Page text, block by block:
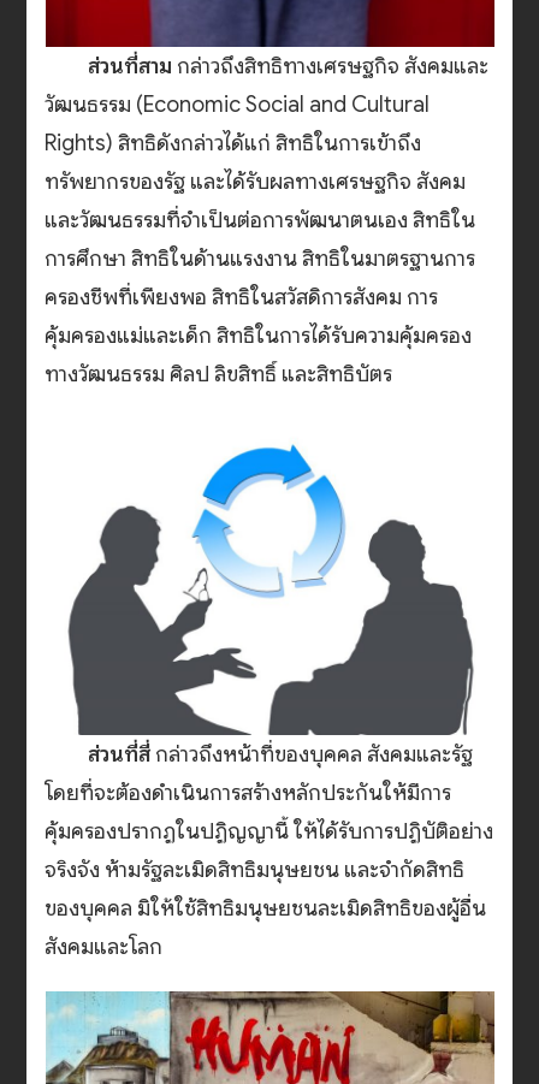
ส่วนที่สาม กล่าวถึงสิทธิทางเศรษฐกิจ สังคมและ
วัฒนธรรม (Economic Social and Cultural
Rights) สิทธิดังกล่าวได้แก่ สิทธิในการเข้าถึง
ทรัพยากรของรัฐ และได้รับผลทางเศรษฐกิจ สังคม
และวัฒนธรรมที่จำเป็นต่อการพัฒนาตนเอง สิทธิใน
การศึกษา สิทธิในด้านแรงงาน สิทธิในมาตรฐานการ
ครองชีพที่เพียงพอ สิทธิในสวัสดิการสังคม การ
คุ้มครองแม่และเด็ก สิทธิในการได้รับความคุ้มครอง
ทางวัฒนธรรม ศิลป ลิขสิทธิ์ และสิทธิบัตร
ส่วนที่สี่กล่าวถึงหน้าที่ของบุคคล สังคมและรัฐ
โดยที่จะต้องดำเนินการสร้างหลักประกันให้มีการ
คุ้มครองปรากฏในปฏิญญานี้ ให้ได้รับการปฏิบัติอย่าง
จริงจัง ห้ามรัฐละเมิดสิทธิมนุษยชน และจำกัดสิทธิ
ของบุคคล มิให้ใช้สิทธิมนุษยชนละเมิดสิทธิของผู้อื่น
สังคมและโลก